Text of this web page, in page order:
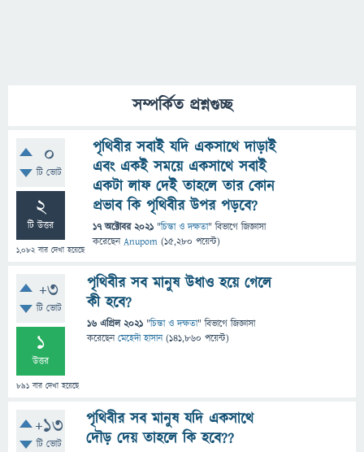
সম্পর্কিত প্রশ্নগুচ্ছ
0
টি ভোট
2
টি উত্তর
1,082বার দেখা হয়েছে
পৃথিবীর সবাই যদি একসাথে দাড়াই
এবং একই সময়ে একসাথে সবাই
একটা লাফ দেই তাহলে তার কোন
প্রভাব কি পৃথিবীর উপর পড়বে?
17 অক্টোবর 2021 "চিন্তা ও দক্ষতা" বিভাগে জিজ্ঞাসা
করেছেনAnupom (15,280 পয়েন্ট)
+3
টি ভোট
1
উত্তর
891 বার দেখা হয়েছে
পৃথিবীর সব মানুষ উধাও হয়ে গেলে
কী হবে?
16 এপ্রিল 2021 "চিন্তা ও দক্ষতা" বিভাগে জিজ্ঞাসা
করেছেনমেহেদী হাসান (141,860 পয়েন্ট)
+13
টি ভোট
পৃথিবীর সব মানুষ যদি একসাথে
দৌড় দেয় তাহলে কি হবে??